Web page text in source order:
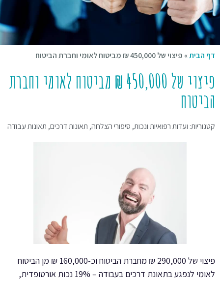
דף הבית» פיצוי של 450,000 ₪ מביטוח לאומי וחברת הביטוח
פיצוי של 450,000 ₪ מביטוח לאומי וחברת
הביטוח
קטגוריות: ועדות רפואיות ונכות, סיפורי הצלחה, תאונות דרכים, תאונות עבודה
פיצוי של 290,000 ₪ מחברת הביטוח וכ-160,000 ₪ מן הביטוח
לאומי לנפגע בתאונת דרכים בעבודה – 19% נכות אורטופדית,